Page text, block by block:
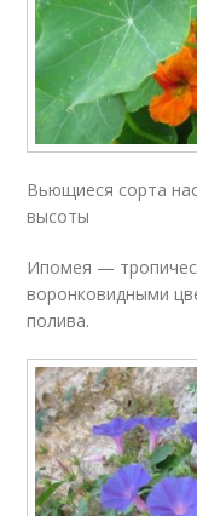
Вьющиеся сорта
высоты
Ипомея —
воронковидными
полива.